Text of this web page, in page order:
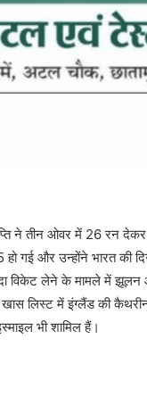
ने तीन ओवर में 26 रन
और उन्होंने भारत की
लेने के मामले में झूलन
लिस्ट में इंग्लैंड की
भी शामिल हैं।